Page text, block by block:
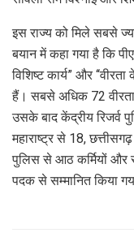
इस राज्य को मिले सबसे
बयान में कहा गया है कि
विशिष्ट कार्य” और
हैं। सबसे अधिक 72
उसके बाद केंद्रीय रिजर्व
महाराष्ट्र से 18,
पुलिस से आठ कर्मियों और
पदक से सम्मानित किया